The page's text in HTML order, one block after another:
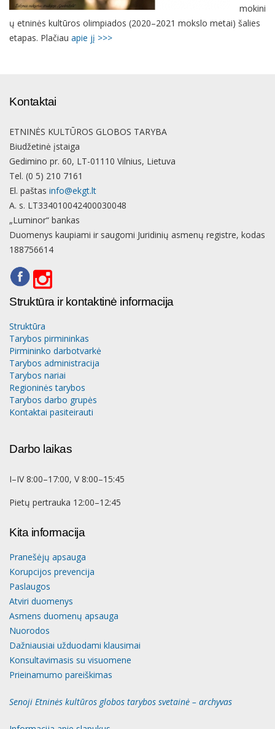
mokini
ų etninės kultūros olimpiados (2020–2021 mokslo metai) šalies
etapas. Plačiau apie jį >>>
Kontaktai
ETNINĖS KULTŪROS GLOBOS TARYBA
Biudžetinė įstaiga
Gedimino pr. 60, LT-01110 Vilnius, Lietuva
Tel. (0 5) 210 7161
El. paštas info@ekgt.lt
A. s. LT334010042400030048
„Luminor“ bankas
Duomenys kaupiami ir saugomi Juridinių asmenų registre, kodas
188756614
Struktūra ir kontaktinė informacija
Struktūra
Tarybos pirmininkas
Pirmininko darbotvarkė
Tarybos administracija
Tarybos nariai
Regioninės tarybos
Tarybos darbo grupės
Kontaktai pasiteirauti
Darbo laikas
I–IV 8:00–17:00, V 8:00–15:45
Pietų pertrauka 12:00–12:45
Kita informacija
Pranešėjų apsauga
Korupcijos prevencija
Paslaugos
Atviri duomenys
Asmens duomenų apsauga
Nuorodos
Dažniausiai užduodami klausimai
Konsultavimasis su visuomene
Prieinamumo pareiškimas
Senoji Etninės kultūros globos tarybos svetainė – archyvas